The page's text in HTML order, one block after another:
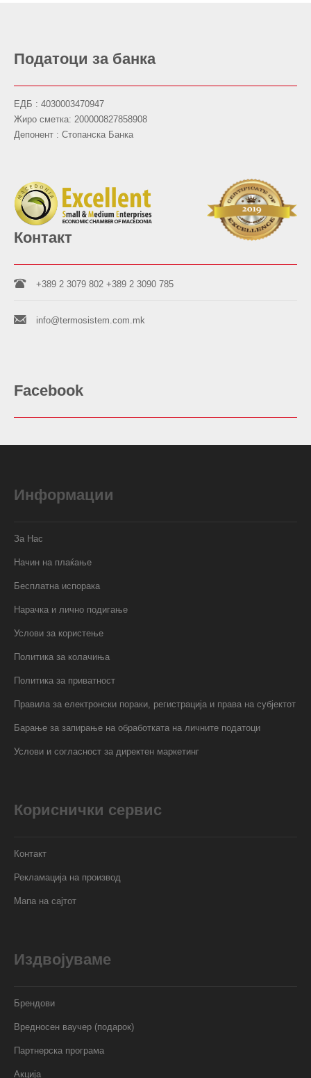
Податоци за банка
ЕДБ : 4030003470947
Жиро сметка: 200000827858908
Депонент : Стопанска Банка
Контакт
+389 2 3079 802 +389 2 3090 785
info@termosistem.com.mk
Facebook
Информации
За Нас
Начин на плаќање
Бесплатна испорака
Нарачка и лично подигање
Услови за користење
Политика за колачиња
Политика за приватност
Правила за електронски пораки, регистрација и права на субјектот
Барање за запирање на обработката на личните податоци
Услови и согласност за директен маркетинг
Кориснички сервис
Контакт
Рекламација на производ
Мапа на сајтот
Издвојуваме
Брендови
Вредносен ваучер (подарок)
Партнерска програма
Акција